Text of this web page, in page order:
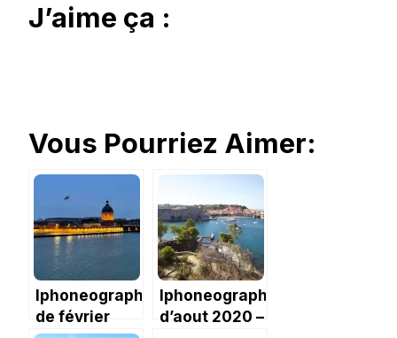
J’aime ça :
Vous Pourriez Aimer:
Iphoneography
de février
Iphoneography
d’aout 2020 –